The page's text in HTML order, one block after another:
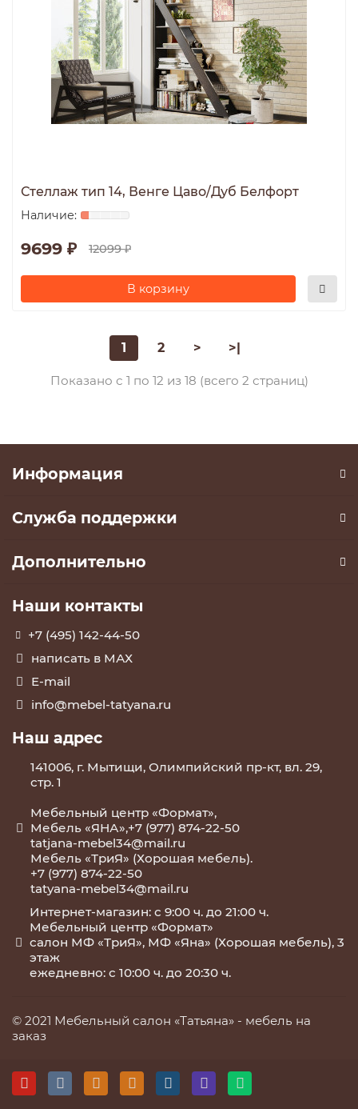
Стеллаж тип 14, Венге Цаво/Дуб Белфорт
9699 ₽ 12099 ₽
В корзину
1 2 > >|
Показано с 1 по 12 из 18 (всего 2 страниц)
Информация
Служба поддержки
Дополнительно
Наши контакты
+7 (495) 142-44-50
написать в МАХ
E-mail
info@mebel-tatyana.ru
Наш адрес
141006, г. Мытищи, Олимпийский пр-кт, вл. 29,
стр. 1
Мебельный центр «Формат»,
Мебель «ЯНА»,+7 (977) 874-22-50
tatjana-mebel34@mail.ru
Мебель «ТриЯ» (Хорошая мебель).
+7 (977) 874-22-50
tatyana-mebel34@mail.ru
Интернет-магазин: с 9:00 ч. до 21:00 ч.
Мебельный центр «Формат»
салон МФ «ТриЯ», МФ «Яна» (Хорошая мебель), 3
этаж
ежедневно: с 10:00 ч. до 20:30 ч.
© 2021 Мебельный салон «Татьяна» - мебель на
заказ